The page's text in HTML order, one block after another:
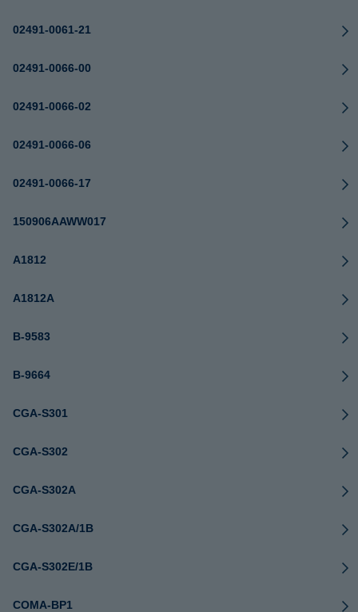
02491-0061-21
02491-0066-00
02491-0066-02
02491-0066-06
02491-0066-17
150906AAWW017
A1812
A1812A
B-9583
B-9664
CGA-S301
CGA-S302
CGA-S302A
CGA-S302A/1B
CGA-S302E/1B
COMA-BP1